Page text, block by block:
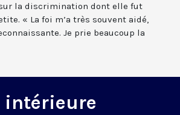
la discrimination dont elle fut
« La foi m’a très souvent aidé,
Je prie beaucoup la
intérieure